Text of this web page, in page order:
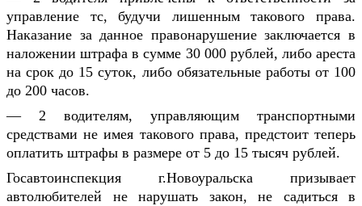
управление тс, будучи лишенным такового права.
Наказание за данное правонарушение заключается в
наложении штрафа в сумме 30 000 рублей, либо ареста
на срок до 15 суток, либо обязательные работы от 100
до 200 часов.
— 2 водителям, управляющим транспортными
средствами не имея такового права, предстоит теперь
оплатить штрафы в размере от 5 до 15 тысяч рублей.
Госавтоинспекция г.Новоуральска призывает
автолюбителей не нарушать закон, не садиться в